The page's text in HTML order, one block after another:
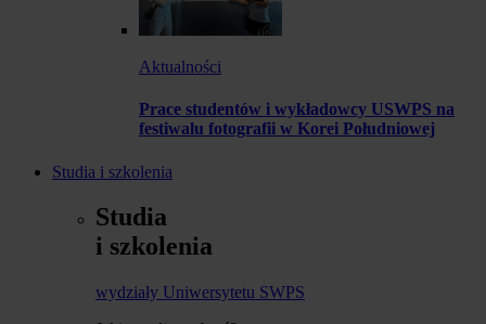
Aktualności
Prace studentów i wykładowcy USWPS na
festiwalu fotografii w Korei Południowej
Studia i szkolenia
Studia
i szkolenia
wydziały Uniwersytetu SWPS